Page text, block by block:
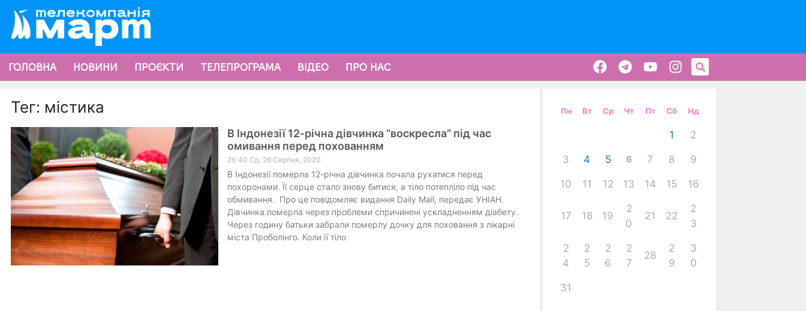
ГОЛОВНА НОВИНИ ПРОЄКТИ ТЕЛЕПРОГРАМА ВІДЕО ПРО НАС
Тег: містика
В Індонезії 12-річна дівчинка “воскресла” під час
омивання перед похованням
20:40 Ср, 26 Серпня, 2020
В Індонезії померла 12-річна дівчинка почала рухатися перед
похоронами. Її серце стало знову битися, а тіло потепліло під час
обмивання. Про це повідомляє видання Daily Mail, передає УНІАН.
Дівчинка померла через проблеми спричинені ускладненням діабету.
Через годину батьки забрали померлу дочку для поховання з лікарні
міста Проболінго. Коли її тіло
Пн Вт Ср Чт Пт Сб Нд
1 2
3 4 5 6 7 8 9
10 11 12 13 14 15 16
17 18 19
2
0
21 22
2
3
2
4
2
5
2
6
2
7
28
2
9
3
0
31